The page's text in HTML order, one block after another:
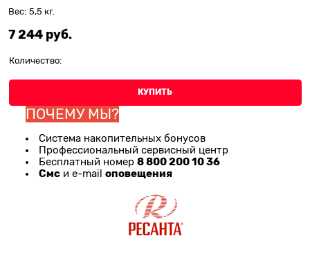
Вес: 5,5 кг.
7 244 руб.
Количество:
КУПИТЬ
ПОЧЕМУ МЫ?
Система накопительных бонусов
Профессиональный сервисный центр
Бесплатный номер 8 800 200 10 36
Смс и e-mail оповещения